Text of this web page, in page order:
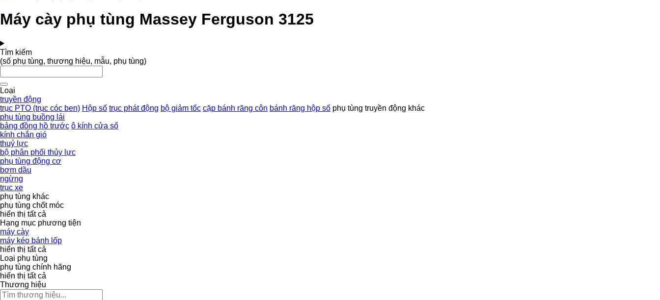
Máy cày phụ tùng Massey Ferguson 3125
Tìm kiếm
(số phụ tùng, thương hiệu, mẫu, phụ tùng)
Loại
truyền động
trục PTO (trục cóc ben) Hộp số trục phát động bộ giảm tốc cặp bánh răng côn bánh răng hộp số phụ tùng truyền động khác
phụ tùng buồng lái
bảng đồng hồ trước ô kính cửa sổ
kính chắn gió
thuỷ lực
bộ phân phối thủy lực
phụ tùng động cơ
bơm dầu
ngừng
trục xe
phụ tùng khác
phụ tùng chốt móc
hiển thị tất cả
Hạng mục phương tiện
máy cày
máy kéo bánh lốp
hiển thị tất cả
Loại phụ tùng
phụ tùng chính hãng
hiển thị tất cả
Thương hiệu